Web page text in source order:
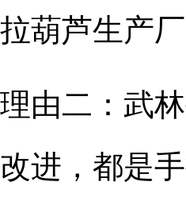
拉葫芦生产厂
理由二：武
改进，都是